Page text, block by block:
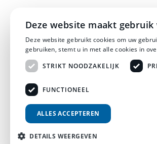
Deze website maakt gebruik
Deze website gebruikt cookies om uw
gebruiken, stemt u in met alle cookies in
STRIKT NOODZAKELIJK
FUNCTIONEEL
ALLES ACCEPTEREN
DETAILS WEERGEVEN